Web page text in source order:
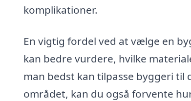
komplikationer.
En vigtig fordel ved at vælge en
kan bedre vurdere, hvilke
man bedst kan tilpasse byggeri til
området, kan du også forvente